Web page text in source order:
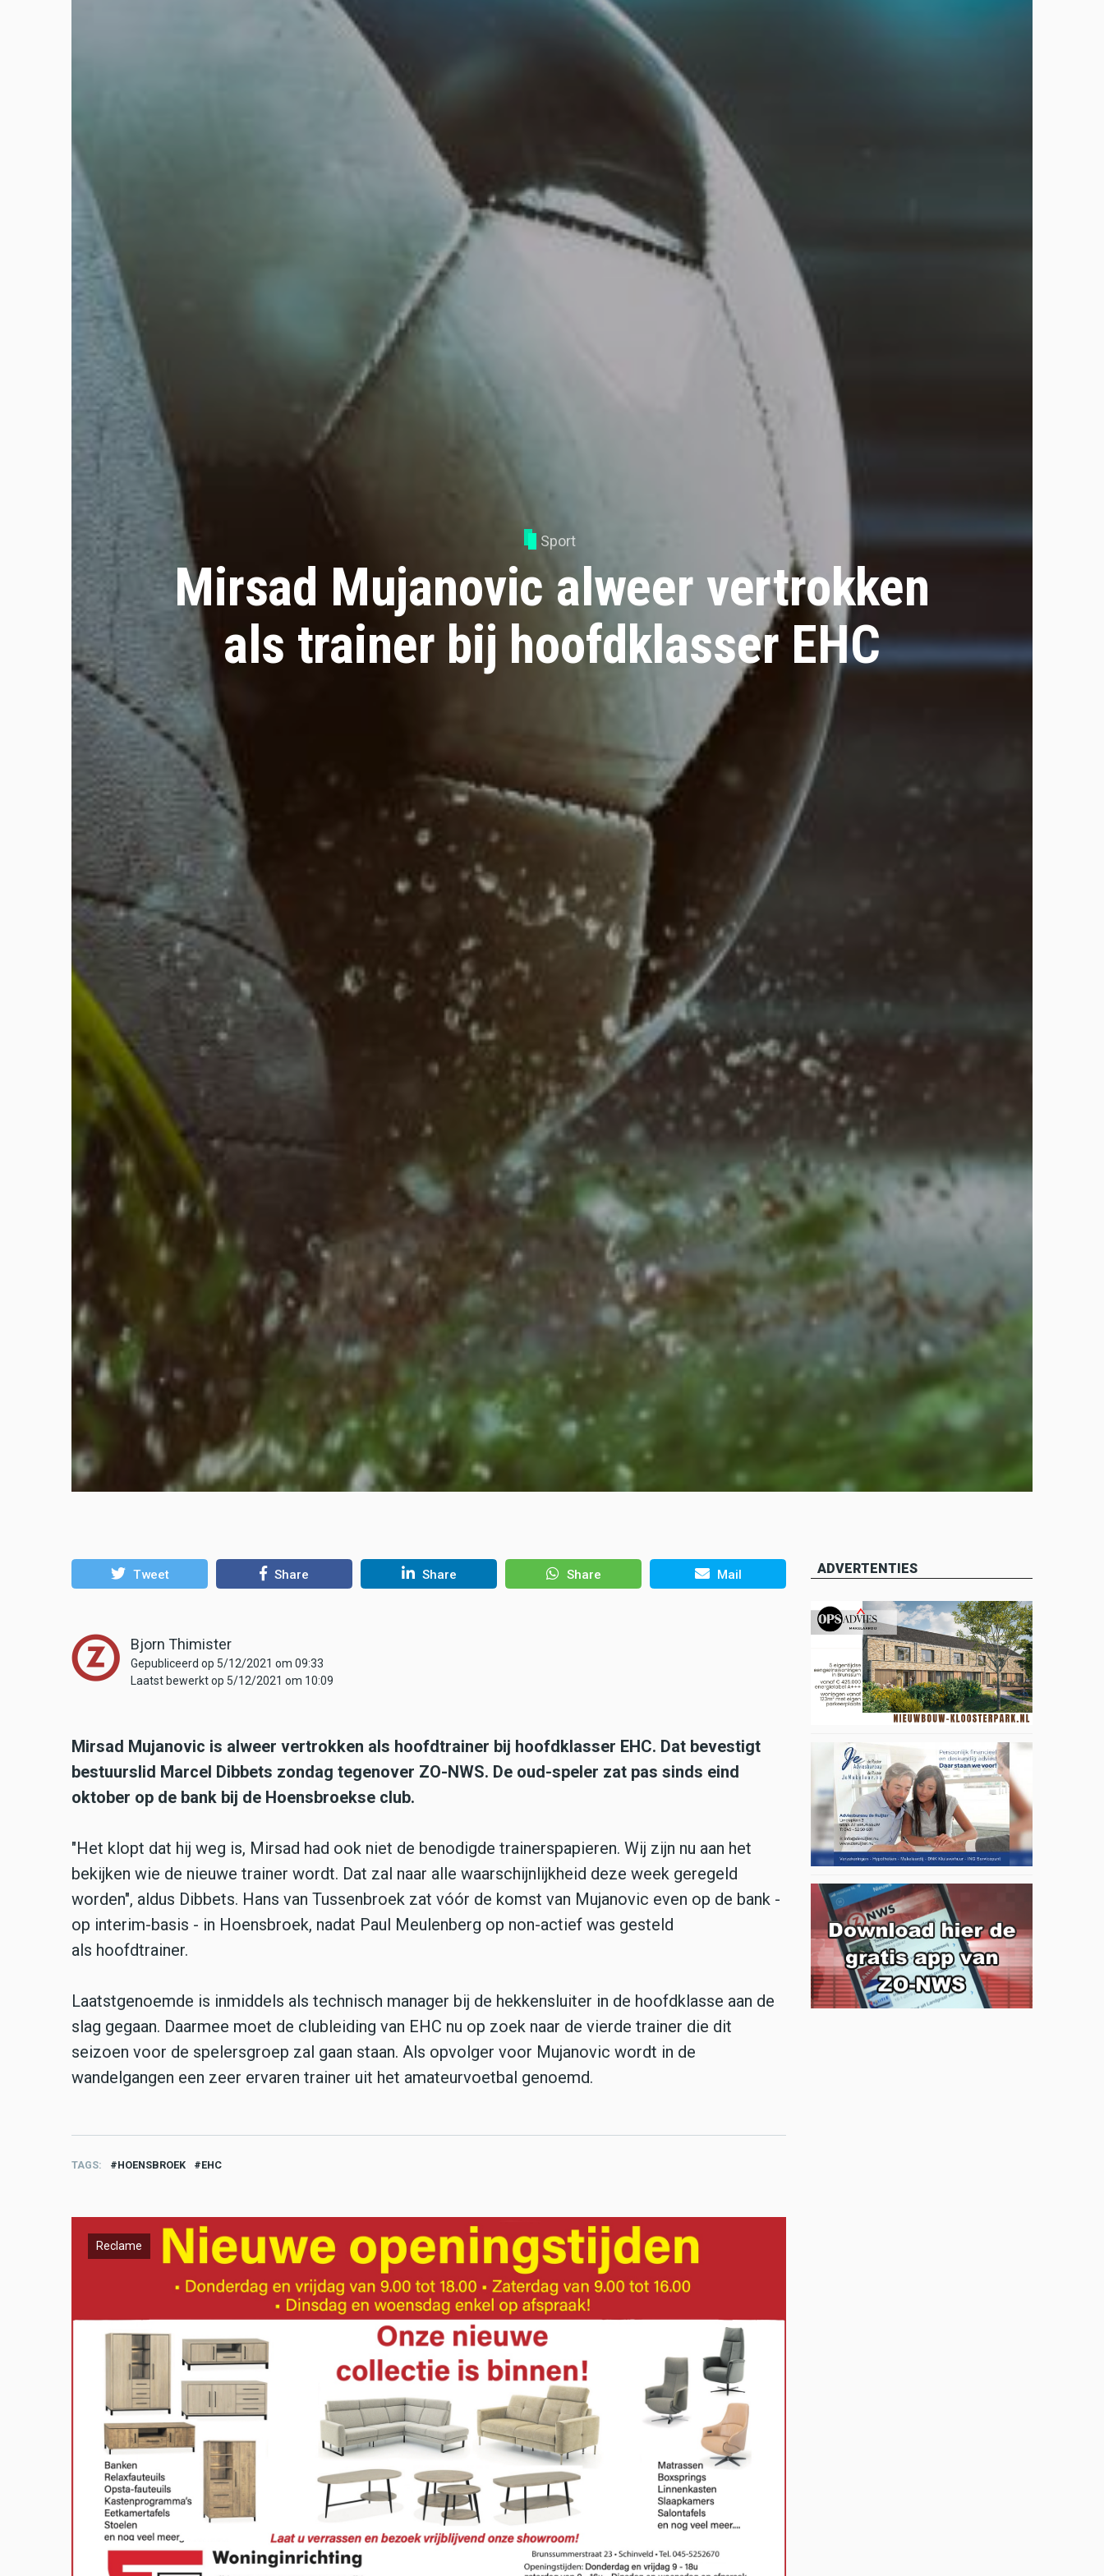
Sport
Mirsad Mujanovic alweer vertrokken
als trainer bij hoofdklasser EHC
Tweet Share Share Share Mail
Bjorn Thimister
Gepubliceerd op 5/12/2021 om 09:33
Laatst bewerkt op 5/12/2021 om 10:09
Mirsad Mujanovic is alweer vertrokken als hoofdtrainer bij hoofdklasser EHC. Dat bevestigt
bestuurslid Marcel Dibbets zondag tegenover ZO-NWS. De oud-speler zat pas sinds eind
oktober op de bank bij de Hoensbroekse club.
"Het klopt dat hij weg is, Mirsad had ook niet de benodigde trainerspapieren. Wij zijn nu aan het
bekijken wie de nieuwe trainer wordt. Dat zal naar alle waarschijnlijkheid deze week geregeld
worden", aldus Dibbets. Hans van Tussenbroek zat vóór de komst van Mujanovic even op de bank -
op interim-basis - in Hoensbroek, nadat Paul Meulenberg op non-actief was gesteld
als hoofdtrainer.
Laatstgenoemde is inmiddels als technisch manager bij de hekkensluiter in de hoofdklasse aan de
slag gegaan. Daarmee moet de clubleiding van EHC nu op zoek naar de vierde trainer die dit
seizoen voor de spelersgroep zal gaan staan. Als opvolger voor Mujanovic wordt in de
wandelgangen een zeer ervaren trainer uit het amateurvoetbal genoemd.
TAGS HOENSBROEK EHC
Reclame
ADVERTENTIES